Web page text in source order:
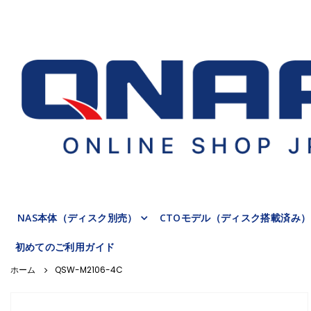
NAS本体（ディスク別売） CTOモデル（ディスク搭載済み）
初めてのご利用ガイド
QSW-M2106-4C